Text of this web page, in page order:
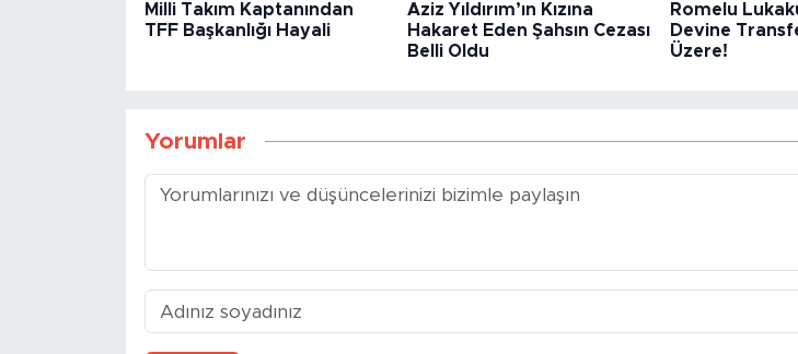
Milli Takım Kaptanından
TFF Başkanlığı Hayali
Aziz Yıldırım’ın Kızına
Hakaret Eden Şahsın Cezası
Belli Oldu
Romelu
Devine
Üzere!
Yorumlar